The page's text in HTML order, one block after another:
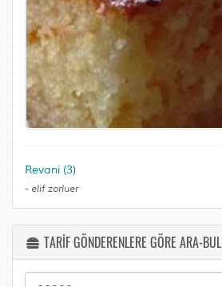
Revani (3)
- elif zorluer
TARİF GÖNDERENLERE GÖRE ARA-BUL